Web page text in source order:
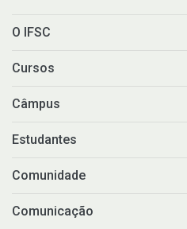
O IFSC
Cursos
Câmpus
Estudantes
Comunidade
Comunicação